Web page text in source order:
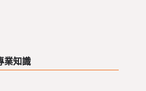
業知識